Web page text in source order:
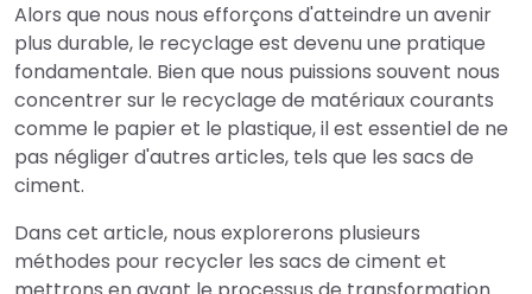
Alors que nous nous efforçons d'atteindre un avenir
plus durable, le recyclage est devenu une pratique
fondamentale. Bien que nous puissions souvent nous
concentrer sur le recyclage de matériaux courants
comme le papier et le plastique, il est essentiel de ne
pas négliger d'autres articles, tels que les sacs de
ciment.
Dans cet article, nous explorerons plusieurs
méthodes pour recycler les sacs de ciment et